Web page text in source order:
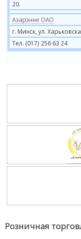
20.
Азарэнне ОАО
г. Минск, ул.
Тел. (017) 256 63 24
Розничная